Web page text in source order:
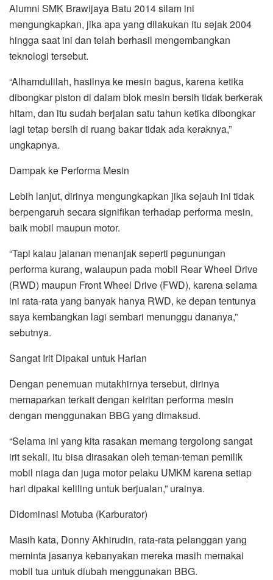
Alumni SMK Brawijaya Batu 2014 silam ini
mengungkapkan, jika apa yang dilakukan itu sejak 2004
hingga saat ini dan telah berhasil mengembangkan
teknologi tersebut.
“Alhamdulilah, hasilnya ke mesin bagus, karena ketika
dibongkar piston di dalam blok mesin bersih tidak berkerak
hitam, dan itu sudah berjalan satu tahun ketika dibongkar
lagi tetap bersih di ruang bakar tidak ada keraknya,”
ungkapnya.
Dampak ke Performa Mesin
Lebih lanjut, dirinya mengungkapkan jika sejauh ini tidak
berpengaruh secara signifikan terhadap performa mesin,
baik mobil maupun motor.
“Tapi kalau jalanan menanjak seperti pegunungan
performa kurang, walaupun pada mobil Rear Wheel Drive
(RWD) maupun Front Wheel Drive (FWD), karena selama
ini rata-rata yang banyak hanya RWD, ke depan tentunya
saya kembangkan lagi sembari menunggu dananya,”
sebutnya.
Sangat Irit Dipakai untuk Harian
Dengan penemuan mutakhirnya tersebut, dirinya
memaparkan terkait dengan keiritan performa mesin
dengan menggunakan BBG yang dimaksud.
“Selama ini yang kita rasakan memang tergolong sangat
irit sekali, itu bisa dirasakan oleh teman-teman pemilik
mobil niaga dan juga motor pelaku UMKM karena setiap
hari dipakai keliling untuk berjualan,” urainya.
Didominasi Motuba (Karburator)
Masih kata, Donny Akhirudin, rata-rata pelanggan yang
meminta jasanya kebanyakan mereka masih memakai
mobil tua untuk diubah menggunakan BBG.